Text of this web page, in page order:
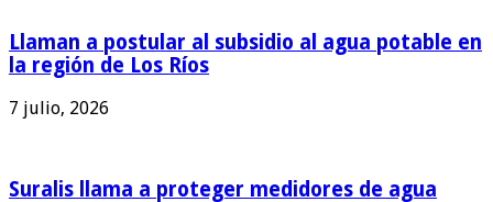
Llaman a postular al subsidio al agua potable en
la región de Los Ríos
7 julio, 2026
Suralis llama a proteger medidores de agua